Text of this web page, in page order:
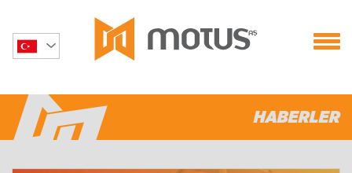
HABERLER